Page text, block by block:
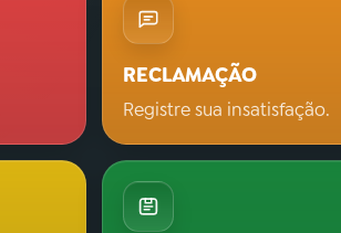
RECLAMAÇÃO
Registre sua insatisfação.